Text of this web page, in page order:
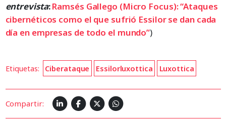
entrevista:Ramsés Gallego (Micro Focus): “Ataques
cibernéticos como el que sufrió Essilor se dan cada
día en empresas de todo el mundo”)
Etiquetas: Ciberataque Essilorluxottica Luxottica
Compartir: